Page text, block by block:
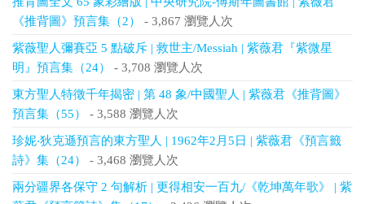
《推背圖》預言集（2）
- 3,867 瀏覽人次
紫薇聖人彌賽亞 5 點破斥 | 救世主/Messiah | 紫薇君『紫微星
明』預言集（24）
- 3,708 瀏覽人次
東方聖人特徵千年揭密 | 第 48 象/中國聖人 | 紫薇君《推背圖》
預言集（55）
- 3,588 瀏覽人次
珍妮‧狄克遜預言的東方聖人 | 1962年2月5日 | 紫薇君《預言籤
詩》集（24）
- 3,468 瀏覽人次
兩分疆界各保守 2 句解析 | 更得相安一百九/《乾坤萬年歌》 | 紫